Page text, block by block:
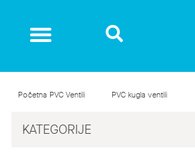
Početna PVC Ventili PVC kugla ventili
KATEGORIJE